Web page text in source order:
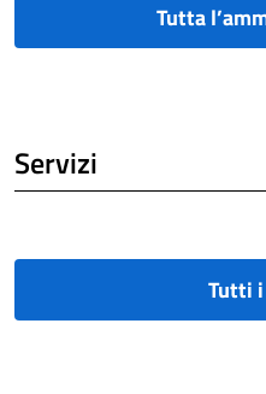
Tutta
Servizi
Tutti